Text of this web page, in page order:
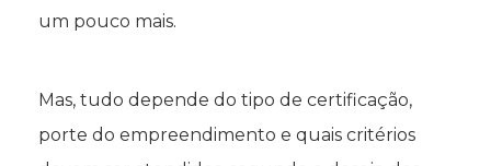
um pouco mais.
Mas, tudo depende do tipo de certificação,
porte do empreendimento e quais critérios